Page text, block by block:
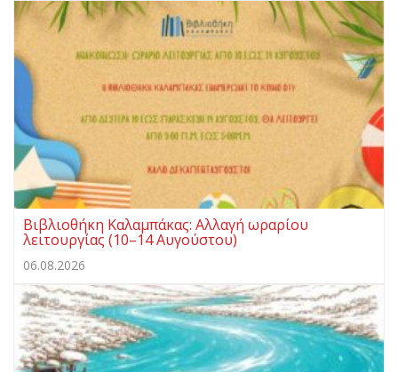
Βιβλιοθήκη Καλαμπάκας: Αλλαγή ωραρίου
λειτουργίας (10–14 Αυγούστου)
06.08.2026